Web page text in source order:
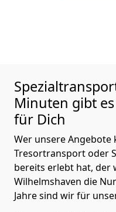
Minuten gibt
für Dich
Wer unsere
Tresortransport oder
bereits erlebt hat, der
Wilhelmshaven die
Jahre sind wir für